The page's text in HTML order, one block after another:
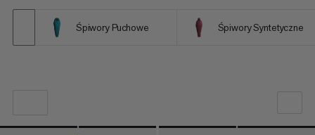
Śpiwory Puchowe Śpiwory Syntetyczne
NASZA REKOMENDACJA